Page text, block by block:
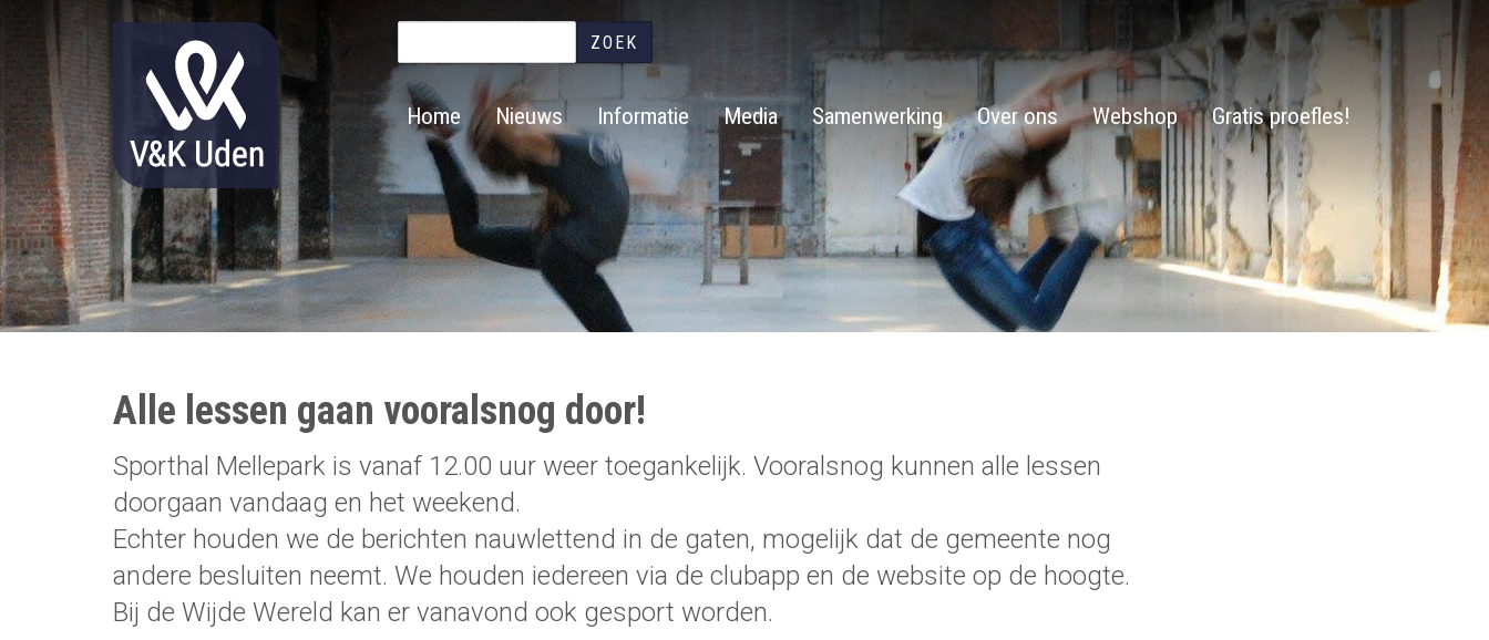
de
inhoud
gaan
Main
navigation
Home Nieuws Informatie Media Samenwerking Over ons Webshop Gratis proefles!
Alle lessen gaan vooralsnog door!
Sporthal Mellepark is vanaf 12.00 uur weer toegankelijk. Vooralsnog kunnen alle lessen
doorgaan vandaag en het weekend.
Echter houden we de berichten nauwlettend in de gaten, mogelijk dat de gemeente nog
andere besluiten neemt. We houden iedereen via de clubapp en de website op de hoogte.
Bij de Wijde Wereld kan er vanavond ook gesport worden.